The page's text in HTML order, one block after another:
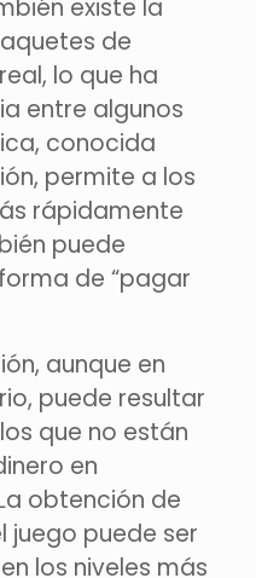
existe la
de
lo que ha
entre algunos
conocida
permite a los
rápidamente
puede
de “pagar
aunque en
puede resultar
que no están
en
obtención de
juego puede ser
los niveles más